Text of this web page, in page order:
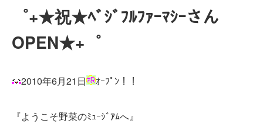
゜+★祝★ﾍﾞｼﾞﾌﾙﾌｧｰﾏｼｰさん
OPEN★+゜
2010年6月21日 ｵｰﾌﾟﾝ！！
『ようこそ野菜のﾐｭｰｼﾞｱﾑへ』